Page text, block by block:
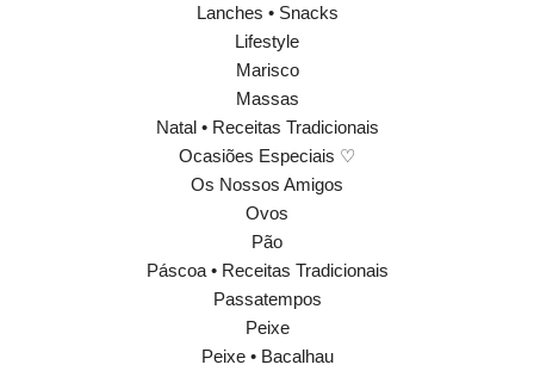
Lanches • Snacks
Lifestyle
Marisco
Massas
Natal • Receitas Tradicionais
Ocasiões Especiais ♡
Os Nossos Amigos
Ovos
Pão
Páscoa • Receitas Tradicionais
Passatempos
Peixe
Peixe • Bacalhau